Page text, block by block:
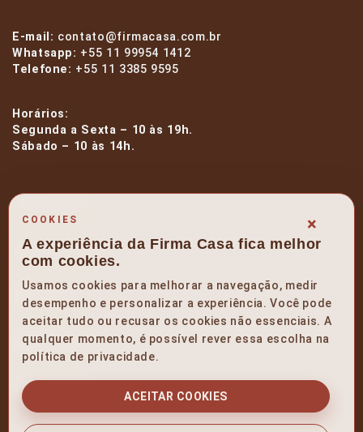
E-mail: contato@firmacasa.com.br
Whatsapp: +55 11 99954 1412
Telefone: +55 11 3385 9595
Horários:
Segunda a Sexta – 10 às 19h.
Sábado – 10 às 14h.
instagram
linkedin
pinterest
×
COOKIES
A experiência da Firma Casa fica melhor
com cookies.
Usamos cookies para melhorar a navegação, medir
desempenho e personalizar a experiência. Você pode
aceitar tudo ou recusar os cookies não essenciais. A
qualquer momento, é possível rever essa escolha na
política de privacidade.
ACEITAR COOKIES